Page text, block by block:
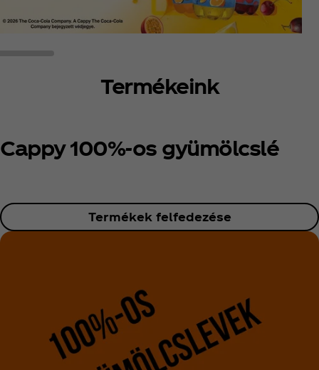
Termékeink
Cappy 100%-os gyümölcslé
Termékek felfedezése